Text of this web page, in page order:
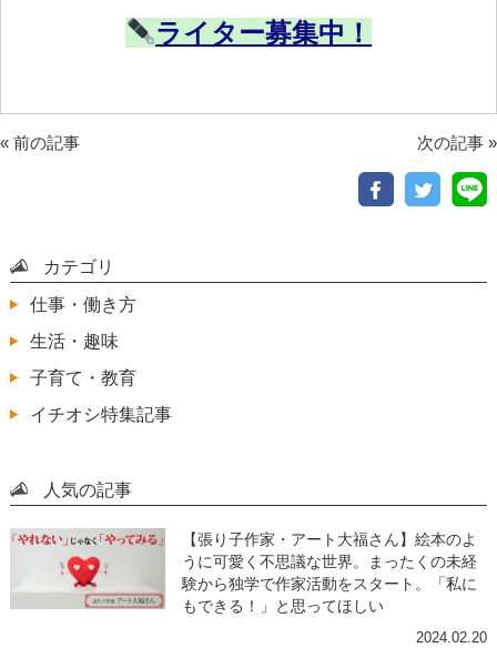
ライター募集中！
« 前の記事 次の記事 »
カテゴリ
仕事・働き方
生活・趣味
子育て・教育
イチオシ特集記事
人気の記事
【張り子作家・アート大福さん】絵本のよ
うに可愛く不思議な世界。まったくの未経
験から独学で作家活動をスタート。「私に
もできる！」と思ってほしい
2024.02.20